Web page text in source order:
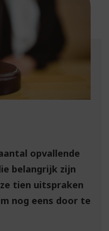
opvallende
belangrijk zijn
tien uitspraken
nog eens door te